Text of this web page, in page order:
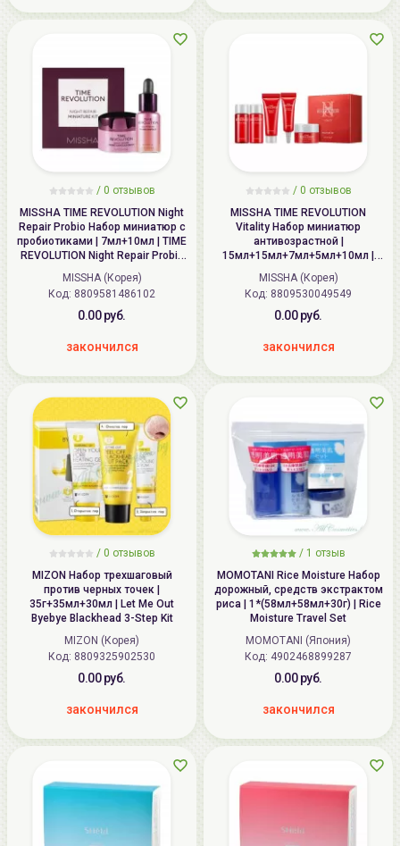
/ 0 отзывов
MISSHA TIME REVOLUTION Night
Repair Probio Набор миниатюр с
пробиотиками | 7мл+10мл | TIME
REVOLUTION Night Repair Probio
Miniature Kit
MISSHA (Корея)
Код: 8809581486102
0.00 руб.
закончился
/ 0 отзывов
MISSHA TIME REVOLUTION
Vitality Набор миниатюр
антивозрастной |
15мл+15мл+7мл+5мл+10мл |
TIME REVOLUTION Vitality
Miniature Set
MISSHA (Корея)
Код: 8809530049549
0.00 руб.
закончился
/ 0 отзывов
MIZON Набор трехшаговый
против черных точек |
35г+35мл+30мл | Let Me Out
Byebye Blackhead 3-Step Kit
MIZON (Корея)
Код: 8809325902530
0.00 руб.
закончился
/ 1 отзыв
MOMOTANI Rice Moisture Набор
дорожный, средств экстрактом
риса | 1*(58мл+58мл+30г) | Rice
Moisture Travel Set
MOMOTANI (Япония)
Код: 4902468899287
0.00 руб.
закончился